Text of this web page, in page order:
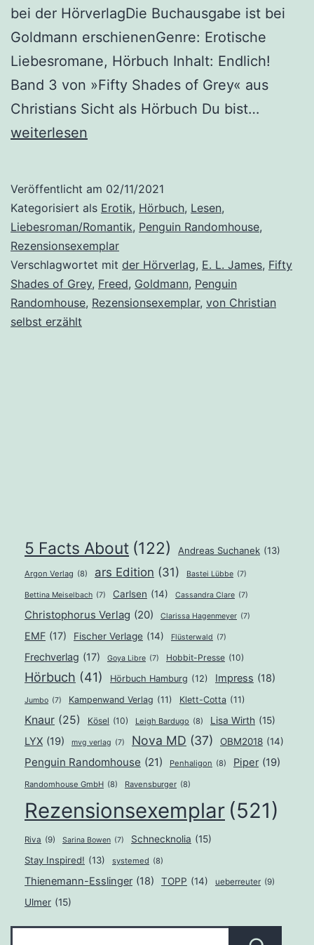
bei der HörverlagDie Buchausgabe ist bei
Goldmann erschienenGenre: Erotische
Liebesromane, Hörbuch Inhalt: Endlich!
Band 3 von »Fifty Shades of Grey« aus
Christians Sicht als Hörbuch Du bist…
erzählt
(3):
James
weiterlesen
Veröffentlicht am 02/11/2021
Kategorisiert als Erotik, Hörbuch, Lesen,
Liebesroman/Romantik, Penguin Randomhouse,
Rezensionsexemplar
Verschlagwortet mit der Hörverlag, E. L. James, Fifty
Shades of Grey, Freed, Goldmann, Penguin
Randomhouse, Rezensionsexemplar, von Christian
selbst erzählt
5 Facts About (122) Andreas Suchanek (13)
Argon Verlag (8) ars Edition (31) Bastei Lübbe (7)
Bettina Meiselbach (7) Carlsen (14) Cassandra Clare (7)
Christophorus Verlag (20) Clarissa Hagenmeyer (7)
EMF (17) Fischer Verlage (14) Flüsterwald (7)
Frechverlag (17) Goya Libre (7) Hobbit-Presse (10)
Hörbuch (41) Hörbuch Hamburg (12) Impress (18)
Jumbo (7) Kampenwand Verlag (11) Klett-Cotta (11)
Knaur (25) Kösel (10) Leigh Bardugo (8) Lisa Wirth (15)
LYX (19) mvg verlag (7) Nova MD (37) OBM2018 (14)
Penguin Randomhouse (21) Penhaligon (8) Piper (19)
Randomhouse GmbH (8) Ravensburger (8)
Rezensionsexemplar (521)
Riva (9) Sarina Bowen (7) Schnecknolia (15)
Stay Inspired! (13) systemed (8)
Thienemann-Esslinger (18) TOPP (14) ueberreuter (9)
Ulmer (15)